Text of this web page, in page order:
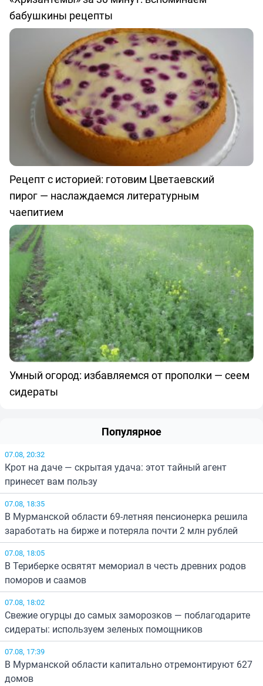
бабушкины рецепты
Рецепт с историей: готовим Цветаевский
пирог — наслаждаемся литературным
чаепитием
Умный огород: избавляемся от прополки — сеем
сидераты
Популярное
07.08, 20:32
Крот на даче — скрытая удача: этот тайный агент
принесет вам пользу
07.08, 18:35
В Мурманской области 69-летняя пенсионерка решила
заработать на бирже и потеряла почти 2 млн рублей
07.08, 18:05
В Териберке освятят мемориал в честь древних родов
поморов и саамов
07.08, 18:02
Свежие огурцы до самых заморозков — поблагодарите
сидераты: используем зеленых помощников
07.08, 17:39
В Мурманской области капитально отремонтируют 627
домов